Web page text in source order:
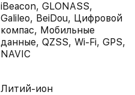
iBeacon, GLONASS,
Galileo, BeiDou, Цифровой
компас, Мобильные
данные, QZSS, Wi-Fi, GPS,
NAVIC
Литий-ион